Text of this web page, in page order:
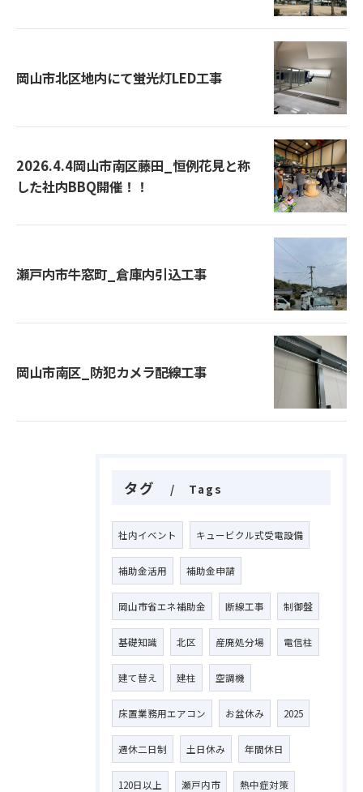
岡山市北区地内にて蛍光灯LED工事
2026.4.4岡山市南区藤田_恒例花見と称
した社内BBQ開催！！
瀬戸内市牛窓町_倉庫内引込工事
岡山市南区_防犯カメラ配線工事
タグ Tags
社内イベント キュービクル式受電設備
補助金活用 補助金申請
岡山市省エネ補助金 断線工事 制御盤
基礎知識 北区 産廃処分場 電信柱
建て替え 建柱 空調機
床置業務用エアコン お盆休み 2025
週休二日制 土日休み 年間休日
120日以上 瀬戸内市 熱中症対策